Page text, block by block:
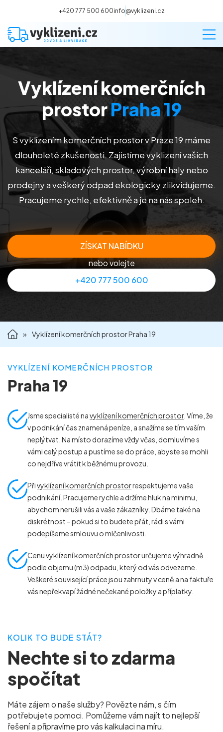
+420 777 500 600info@vyklizeni.cz
Vyklízení
Stěhování
Malování
Deratizace a dezinsekce
Úklid
Příprava nemovitostí na prodej
Reference
Vyklízení komerčních
prostorPraha 19
S vyklízením komerčních prostor v Praze 19 máme
dlouholeté zkušenosti. Zajistíme vyklizení vašich
kanceláří, skladových prostor, výrobní haly nebo
prodejny a veškerý odpad ekologicky zlikvidujeme.
Pracujeme rychle, efektivně a je na nás spoleh.
ZÍSKAT NABÍDKU
nebo volejte
+420 777 500 600
» Vyklízení komerčních prostor Praha 19
VYKLÍZENÍ KOMERČNÍCH PROSTOR
Praha 19
Jsme specialisté navyklízení komerčních prostor. Víme, že
v podnikání čas znamená peníze, a snažíme se tím vaším
neplýtvat. Na místo dorazíme vždy včas, domluvíme s
vámi celý postup a pustíme se do práce, abyste se mohli
co nejdříve vrátit k běžnému provozu.
Přivyklízení komerčních prostorrespektujeme vaše
podnikání. Pracujeme rychle a držíme hluk na minimu,
abychom nerušili vás a vaše zákazníky. Dbáme také na
diskrétnost – pokud si to budete přát, rádi s vámi
podepíšeme smlouvu o mlčenlivosti.
Cenu vyklízení komerčních prostor určujeme výhradně
podle objemu (m3) odpadu, který od vás odvezeme.
Veškeré související práce jsou zahrnuty v ceně a na faktuře
vás nepřekvapí žádné nečekané položky a příplatky.
KOLIK TO BUDE STÁT?
Nechte si to zdarma
spočítat
Máte zájem o naše služby? Povězte nám, s čím
potřebujete pomoci. Pomůžeme vám najít to nejlepší
řešení a připravíme pro vás kalkulaci na míru.